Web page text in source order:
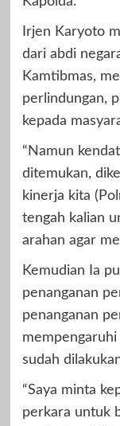
Irjen Karyoto
dari abdi
Kamtibmas,
perlindungan,
kepada
“Namun
ditemukan,
kinerja kita
tengah kalian
arahan agar
Kemudian Ia
penanganan
penanganan
sudah
“Saya minta
perkara untuk